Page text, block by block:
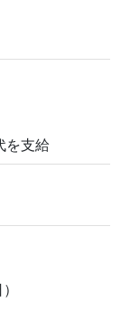
を支給